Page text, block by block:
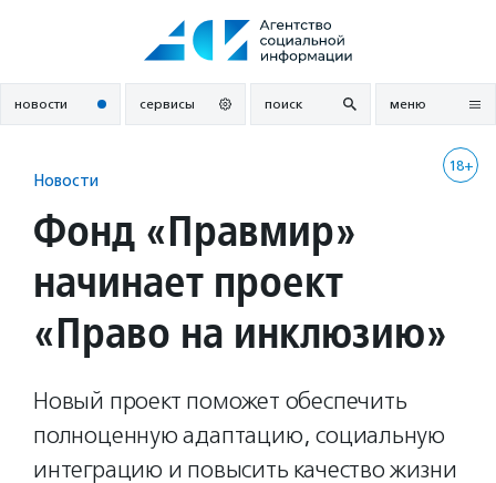
новости сервисы поиск меню
18+
Новости
Фонд «Правмир»
начинает проект
«Право на инклюзию»
Новый проект поможет обеспечить
полноценную адаптацию, социальную
интеграцию и повысить качество жизни